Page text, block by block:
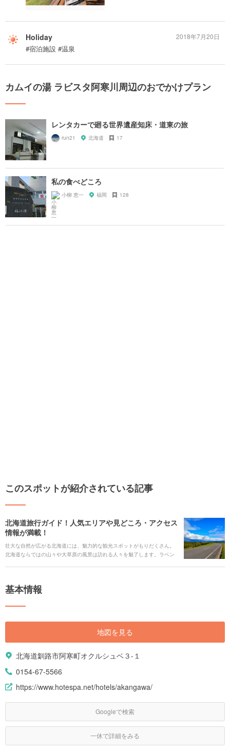
Holiday
#宿泊施設 #温泉
2018年7月20日
カムイの湯 ラビスタ阿寒川周辺のおでかけプラン
レンタカーで廻る世界遺産知床・道東の旅
run21 北海道 17
私の食べどころ
小柳 恵一 福岡 128
このスポットが紹介されている記事
北海道旅行ガイド！人気エリアや見どころ・アクセス
情報が満載！
壮大な自然が広がる北海道には、魅力的な観光スポットがもりだくさん。
北海道ならではの山々や大草原の風景は訪れる人々を魅了します。ラベン
ツも数多くあります。散策のあとには、温泉で癒やされ、身も心もほっこ
基本情報
地図を見る
北海道釧路市阿寒町オクルシュベ３-１
0154-67-5566
https://www.hotespa.net/hotels/akangawa/
Googleで検索
一休で詳細をみる